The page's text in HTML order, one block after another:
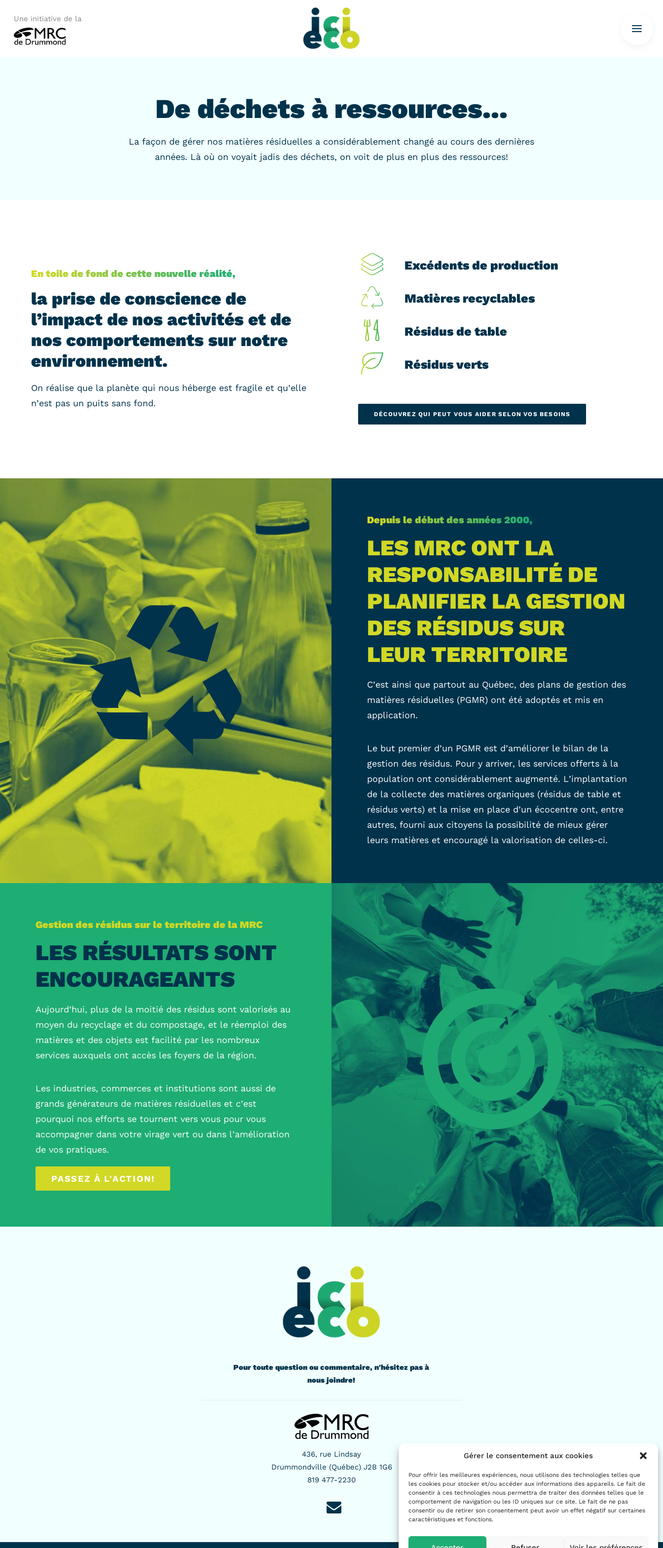
Gérer le consentement aux cookies
Pour offrir les meilleures expériences, nous utilisons des technologies telles que
les cookies pour stocker et/ou accéder aux informations des appareils. Le fait de
consentir à ces technologies nous permettra de traiter des données telles que le
comportement de navigation ou les ID uniques sur ce site. Le fait de ne pas
consentir ou de retirer son consentement peut avoir un effet négatif sur certaines
caractéristiques et fonctions.
Une initiative de la
De déchets à ressources...
La façon de gérer nos matières résiduelles a considérablement changé au cours des dernières
années. Là où on voyait jadis des déchets, on voit de plus en plus des ressources!
En toile de fond de cette nouvelle réalité,
la prise de conscience de
l’impact de nos activités et de
nos comportements sur notre
environnement.
On réalise que la planète qui nous héberge est fragile et qu’elle
n’est pas un puits sans fond.
Excédents de production
Matières recyclables
Résidus de table
Résidus verts
DÉCOUVREZ QUI PEUT VOUS AIDER SELON VOS BESOINS
Depuis le début des années 2000,
LES MRC ONT LA
RESPONSABILITÉ DE
PLANIFIER LA GESTION
DES RÉSIDUS SUR
LEUR TERRITOIRE
C’est ainsi que partout au Québec, des plans de gestion des
matières résiduelles (PGMR) ont été adoptés et mis en
application.
Le but premier d’un PGMR est d’améliorer le bilan de la
gestion des résidus. Pour y arriver, les services offerts à la
population ont considérablement augmenté. L’implantation
de la collecte des matières organiques (résidus de table et
résidus verts) et la mise en place d’un écocentre ont, entre
autres, fourni aux citoyens la possibilité de mieux gérer
leurs matières et encouragé la valorisation de celles-ci.
Gestion des résidus sur le territoire de la MRC
LES RÉSULTATS SONT
ENCOURAGEANTS
Aujourd’hui, plus de la moitié des résidus sont valorisés au
moyen du recyclage et du compostage, et le réemploi des
matières et des objets est facilité par les nombreux
services auxquels ont accès les foyers de la région.
Les industries, commerces et institutions sont aussi de
grands générateurs de matières résiduelles et c’est
pourquoi nos efforts se tournent vers vous pour vous
accompagner dans votre virage vert ou dans l’amélioration
de vos pratiques.
PASSEZ À L'ACTION!
Pour toute question ou commentaire, n'hésitez pas à
nous joindre!
436, rue Lindsay
Drummondville (Québec) J2B 1G6
819 477-2230